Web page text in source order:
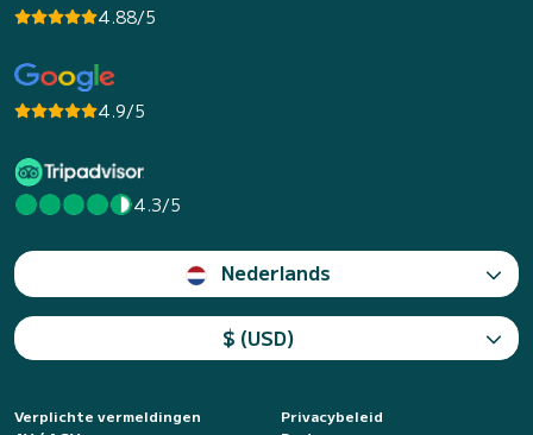
4.88/5
4.9/5
4.3/5
Nederlands
$ (USD)
Verplichte vermeldingen
Privacybeleid